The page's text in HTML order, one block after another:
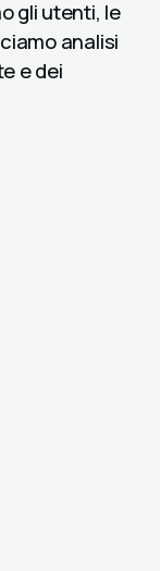
gli utenti, le
analisi
e dei